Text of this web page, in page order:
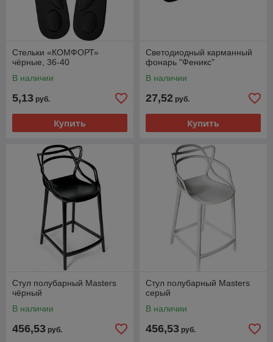
Стельки «КОМФОРТ»
чёрные, 36-40
В наличии
5,13 руб.
Купить
Светодиодный карманный
фонарь "Феникс"
В наличии
27,52 руб.
Купить
Стул полубарный Masters
чёрный
В наличии
456,53 руб.
Стул полубарный Masters
серый
В наличии
456,53 руб.